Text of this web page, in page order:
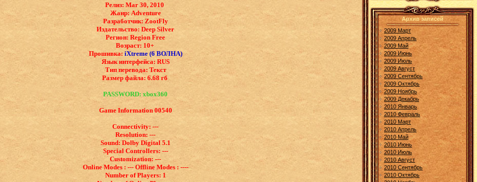
Релиз: Mar 30, 2010
Жанр: Adventure
Разработчик: ZootFly
Издательство: Deep Silver
Регион: Region Free
Возраст: 10+
Прошивка: iXtreme (6 ВОЛНА)
Язык интерфейса: ​RUS
Тип перевода: Текст
Размер файла: 6.68 гб
PASSWORD: xbox360
Game Information 00540
Connectivity: ---
Resolution: ---
Sound: Dolby Digital 5.1
Special Controllers: ---
Customization: ---
Online Modes : --- Offline Modes : ----
Number of Players: 1
Архив записей
2009 Март
2009 Апрель
2009 Май
2009 Июнь
2009 Июль
2009 Август
2009 Сентябрь
2009 Октябрь
2009 Ноябрь
2009 Декабрь
2010 Январь
2010 Февраль
2010 Март
2010 Апрель
2010 Май
2010 Июнь
2010 Июль
2010 Август
2010 Сентябрь
2010 Октябрь